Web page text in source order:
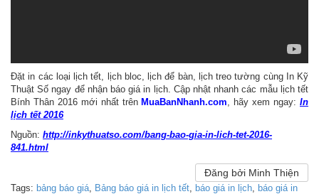
Đặt in các loại lịch tết, lịch bloc, lịch để bàn, lịch treo tường cùng In Kỹ
Thuật Số ngay để nhận báo giá in lịch. Cập nhật nhanh các mẫu lịch tết
Bính Thân 2016 mới nhất trênMuaBanNhanh.com , hãy xem ngay:In
lịch tết 2016
Nguồn: http://inkythuatso.com/bang-bao-gia-in-lich-tet-2016-
841.html
Đăng bởi Minh Thiện
Tags: bảng báo giá Bảng báo giá in lịch tết báo giá in lịch báo giá in